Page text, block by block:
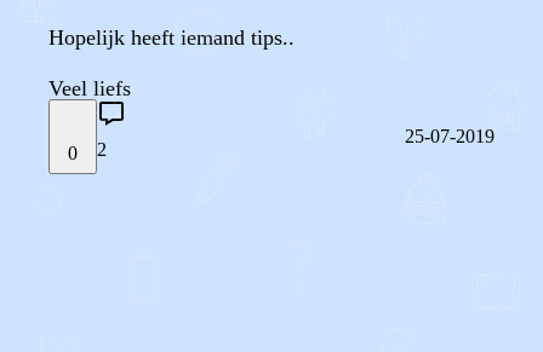
Hopelijk heeft iemand tips..
Veel liefs
0 2
25-07-2019